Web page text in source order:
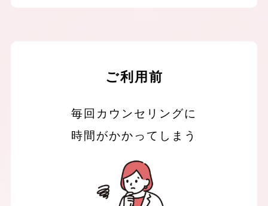
ご利用前
毎回カウンセリングに
時間がかかってしまう